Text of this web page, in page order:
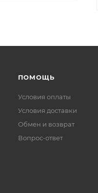
ПОМОЩЬ
Условия оплаты
Условия доставки
Обмен и возврат
Вопрос-ответ